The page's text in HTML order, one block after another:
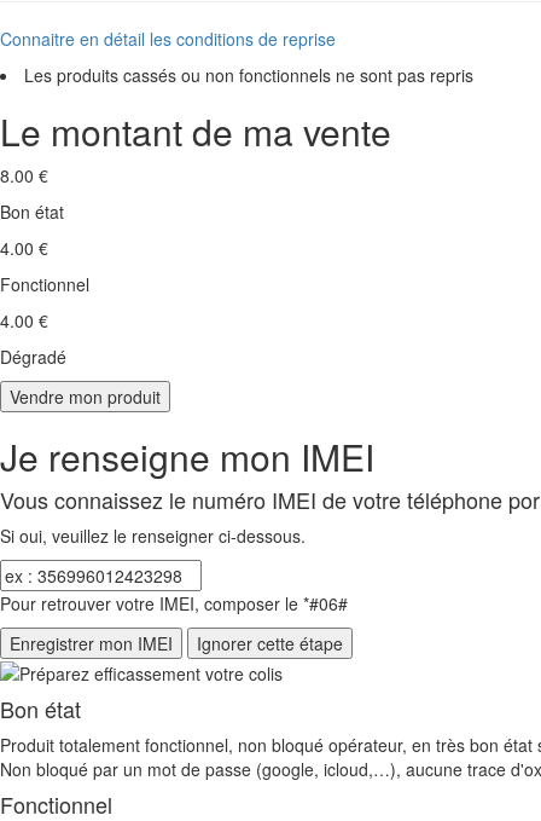
Connaitre en détail les conditions de reprise
Les produits cassés ou non fonctionnels ne sont pas repris
Le montant de ma vente
8.00 €
Bon état
4.00 €
Fonctionnel
4.00 €
Dégradé
Je renseigne mon IMEI
Vous connaissez le numéro IMEI de votre téléphone
Si oui, veuillez le renseigner ci-dessous.
Pour retrouver votre IMEI, composer le *#06#
Bon état
Produit totalement fonctionnel, non bloqué opérateur, en très bon état
Non bloqué par un mot de passe (google, icloud,…), aucune trace
Fonctionnel